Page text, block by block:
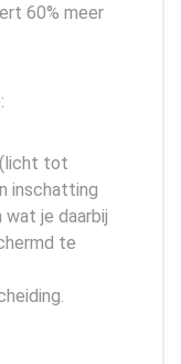
60% meer
tot
inschatting
wat je daarbij
te